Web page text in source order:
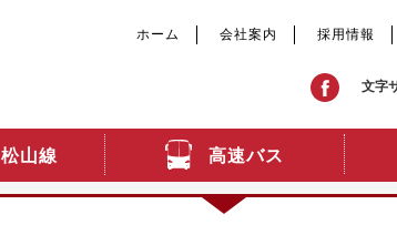
ホーム 会社案内 採用情報
文字
松山線 高速バス